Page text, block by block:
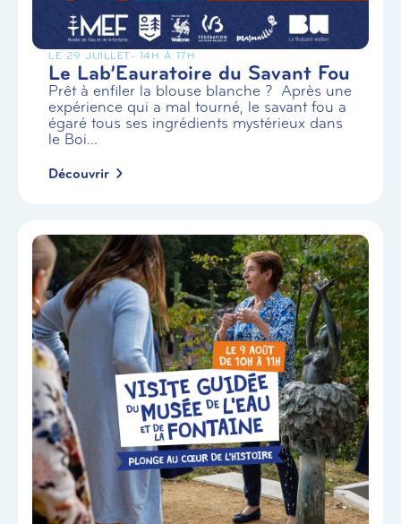
LE 29 JUILLET- 14H À 17H
Le Lab’Eauratoire du Savant Fou
Prêt à enfiler la blouse blanche ? Après une
expérience qui a mal tourné, le savant fou a
égaré tous ses ingrédients mystérieux dans
le Boi...
Découvrir